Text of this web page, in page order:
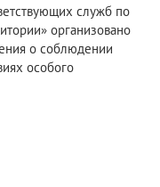
служб по
организовано
о соблюдении
особого